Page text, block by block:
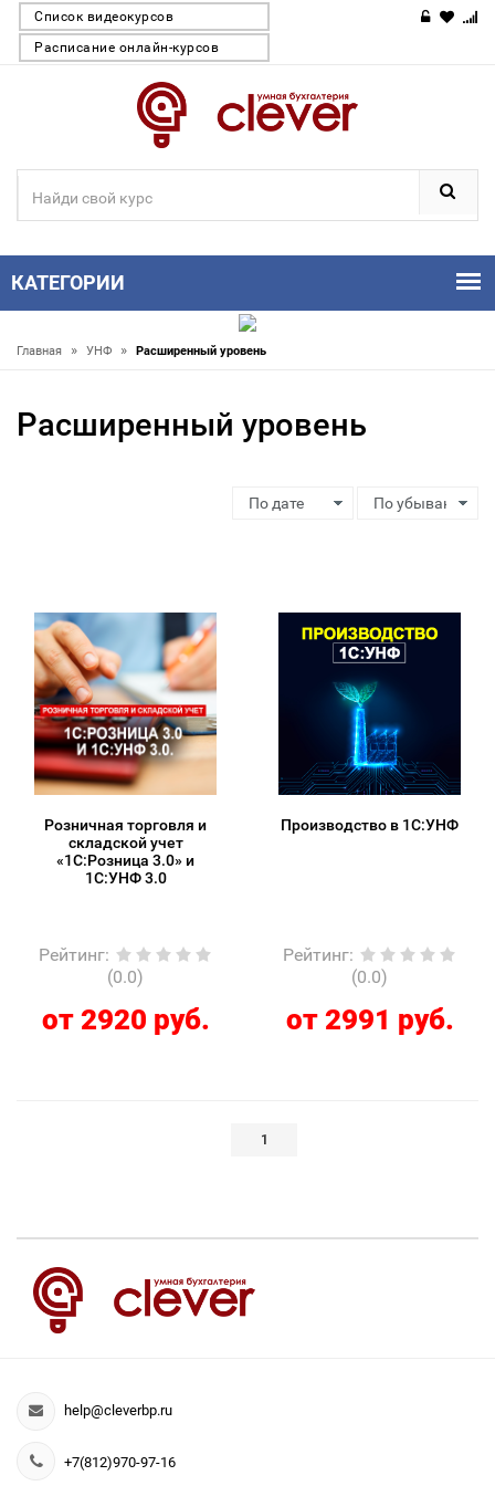
Список видеокурсов
Расписание онлайн-курсов
КАТЕГОРИИ
Главная » УНФ » Расширенный уровень
Расширенный уровень
Розничная торговля и
складской учет
«1С:Розница 3.0» и
1С:УНФ 3.0
Рейтинг:
(0.0)
от 2920 руб.
Производство в 1С:УНФ
Рейтинг:
(0.0)
от 2991 руб.
1
help@cleverbp.ru
+7(812)970-97-16